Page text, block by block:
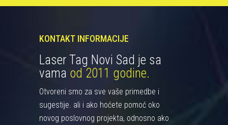
KONTAKT INFORMACIJE
Laser Tag Novi Sad je sa
vama od 2011 godine.
Otvoreni smo za sve vaše primedbe i
sugestije. ali i ako hoćete pomoć oko
novog poslovnog projekta, odnosno ako